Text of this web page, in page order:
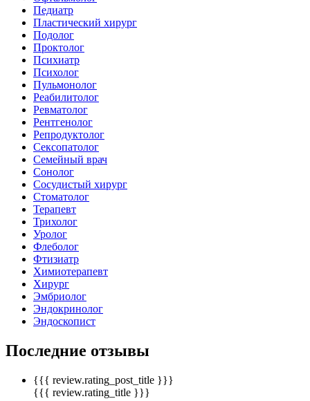
Педиатр
Пластический хирург
Подолог
Проктолог
Психиатр
Психолог
Пульмонолог
Реабилитолог
Ревматолог
Рентгенолог
Репродуктолог
Сексопатолог
Семейный врач
Сонолог
Сосудистый хирург
Стоматолог
Терапевт
Трихолог
Уролог
Флеболог
Фтизиатр
Химиотерапевт
Хирург
Эмбриолог
Эндокринолог
Эндоскопист
Последние отзывы
{{{ review.rating_post_title }}}
{{{ review.rating_title }}}